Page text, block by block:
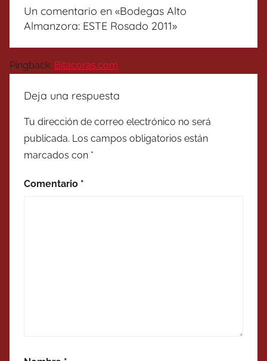
Un comentario en «Bodegas Alto
Almanzora: ESTE Rosado 2011»
Pingback: Bitacoras.com
Deja una respuesta
Tu dirección de correo electrónico no será
publicada. Los campos obligatorios están
marcados con *
Comentario *